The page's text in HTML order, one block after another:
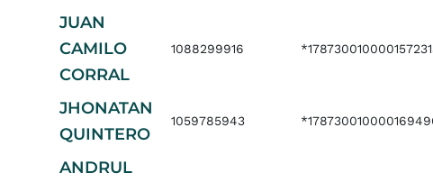
JUAN
CAMILO
CORRAL
1088299916
JHONATAN
QUINTERO
1059785943
ANDRUL